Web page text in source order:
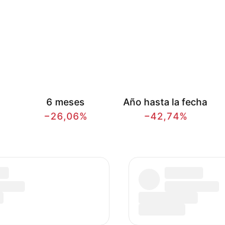
6 meses
−26,06%
Año hasta la fecha
−42,74%